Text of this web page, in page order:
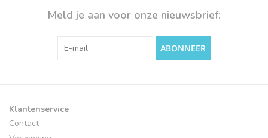
Meld je aan voor onze nieuwsbrief:
ABONNEER
Klantenservice
Contact